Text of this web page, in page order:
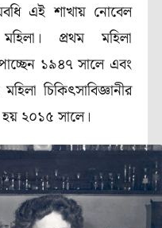
এই শাখায় নোবেল
প্রথম মহিলা
১৯৪৭সালে এবং
চিকিৎসাবিজ্ঞানীর
২০১৫সালে।